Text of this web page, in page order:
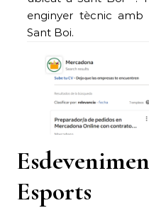
enginyer tècnic
Sant Boi.
Esports